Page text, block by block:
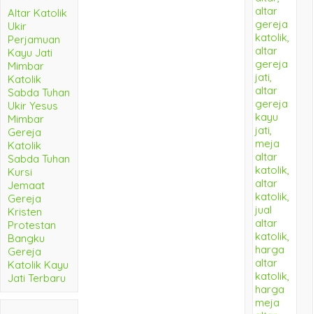
Altar Katolik
Ukir
Perjamuan
Kayu Jati
Mimbar
Katolik
Sabda Tuhan
Ukir Yesus
Mimbar
Gereja
Katolik
Sabda Tuhan
Kursi
Jemaat
Gereja
Kristen
Protestan
Bangku
Gereja
Katolik Kayu
Jati Terbaru